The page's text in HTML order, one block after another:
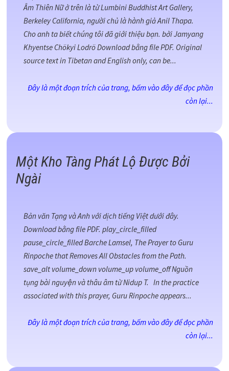
Âm Thiên Nữ ở trên là từ Lumbini Buddhist Art Gallery,
Berkeley California, người chủ là hành giả Anil Thapa.
Cho anh ta biết chúng tôi đã giới thiệu bạn. bởi Jamyang
Khyentse Chökyi Lodrö Download bằng file PDF. Original
source text in Tibetan and English only, can be...
Đây là một đoạn trích của trang, bấm vào đây để đọc phần
còn lại...
Một Kho Tàng Phát Lộ Được Bởi
Ngài
Bản văn Tạng và Anh với dịch tiếng Việt dưới đây.
Download bằng file PDF. play_circle_filled
pause_circle_filled Barche Lamsel, The Prayer to Guru
Rinpoche that Removes All Obstacles from the Path.
save_alt volume_down volume_up volume_off Nguồn
tụng bài nguyện và thâu âm từ Nidup T. In the practice
associated with this prayer, Guru Rinpoche appears...
Đây là một đoạn trích của trang, bấm vào đây để đọc phần
còn lại...